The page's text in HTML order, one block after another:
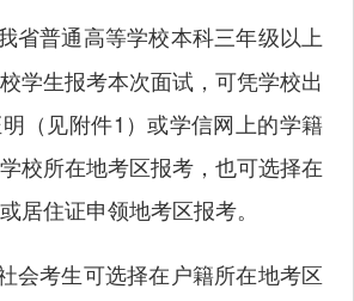
省普通高等学校本科三年级以上
学生报考本次面试，可凭学校出
（见附件1）或学信网上的学籍
校所在地考区报考，也可选择在
居住证申领地考区报考。
会考生可选择在户籍所在地考区